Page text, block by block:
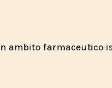
ambito farmaceutico